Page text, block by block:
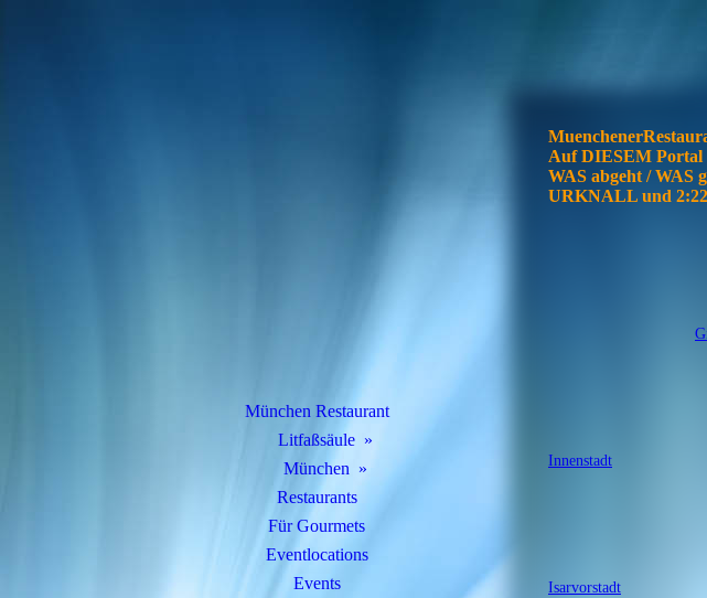
München Restaurant
Litfaßsäule
München
Restaurants
Für Gourmets
Eventlocations
Events
Auf DIESEM Portal
WAS abgeht / WAS
URKNALL und
Innenstadt
Isarvorstadt